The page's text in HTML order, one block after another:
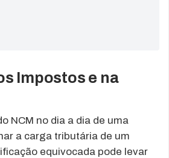
Impostos e na
NCM no dia a dia de uma
a carga tributária de um
equivocada pode levar